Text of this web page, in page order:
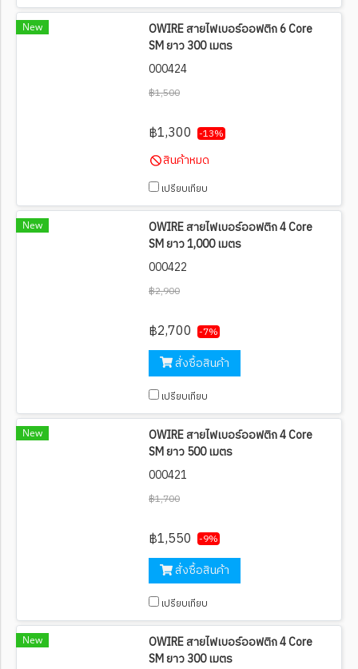
New
OWIRE สายไฟเบอร์ออฟติก 6 Core
SM ยาว 300 เมตร
000424
฿1,500
฿1,300 -13%
สินค้าหมด
เปรียบเทียบ
New
OWIRE สายไฟเบอร์ออฟติก 4 Core
SM ยาว 1,000 เมตร
000422
฿2,900
฿2,700 -7%
สั่งซื้อสินค้า
เปรียบเทียบ
New
OWIRE สายไฟเบอร์ออฟติก 4 Core
SM ยาว 500 เมตร
000421
฿1,700
฿1,550 -9%
สั่งซื้อสินค้า
เปรียบเทียบ
New
OWIRE สายไฟเบอร์ออฟติก 4 Core
SM ยาว 300 เมตร